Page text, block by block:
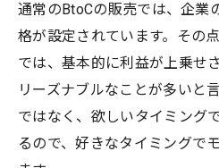
通常のBtoCの販売では、企業
格が設定されています。その
では、基本的に利益が上乗せ
リーズナブルなことが多いと
ではなく、欲しいタイミング
るので、好きなタイミングで